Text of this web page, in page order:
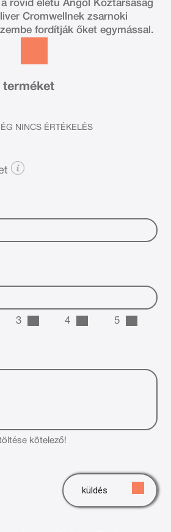
rövid életű Angol Köztársaság
Cromwellnek zsarnoki
fordítják őket egymással.
terméket
NINCS ÉRTÉKELÉS
3 4 5
kötelező!
küldés